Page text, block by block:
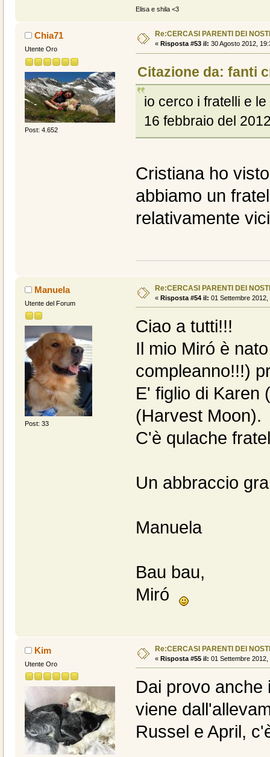
Elisa e shila <3
Chia71
Utente Oro
Post: 4.652
Re:CERCASI PARENTI DEI
« Risposta #53 il: 30 Agosto 2012,
Citazione da: fanti
io cerco i fratelli e
16 febbraio del
Cristiana ho
abbiamo un
relativamente
Manuela
Utente del Forum
Post: 33
Re:CERCASI PARENTI DEI
« Risposta #54 il: 01 Settembre 2012,
Ciao a tutti!!!
Il mio Miró è
compleanno!!!)
E' figlio di Karen
(Harvest Moon).
C'è qulache
Un abbraccio
Manuela
Bau bau,
Miró
Kim
Utente Oro
Re:CERCASI PARENTI DEI
« Risposta #55 il: 01 Settembre 2012,
Dai provo anche
viene
Russel e April,